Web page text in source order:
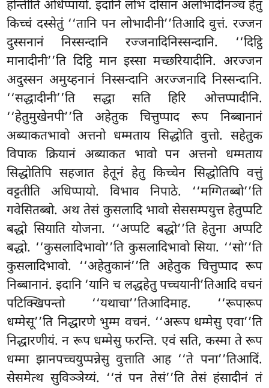
होन्तीति अधिप्पायो. इदानि लोभ दोसानं अलोभादीनञ्च हेतु
किच्चं दस्सेतुं ‘‘तानि पन लोभादीनी’’तिआदि वुत्तं. रज्जन
दुस्सनानं निस्सन्दानि रज्जनादिनिस्सन्दानि. ‘‘दिट्ठि
मानादीनी’’ति दिट्ठि मान इस्सा मच्छरियादीनि. अरज्जन
अदुस्सन अमुय्हनानं निस्सन्दानि अरज्जनादि निस्सन्दानि.
‘‘सद्धादीनी’’ति सद्धा सति हिरि ओत्तप्पादीनि.
‘‘हेतुमुखेनपी’’ति अहेतुक चित्तुप्पाद रूप निब्बानानं
अब्याकतभावो अत्तनो धम्मताय सिद्धोति वुत्तो. सहेतुक
विपाक क्रियानं अब्याकत भावो पन अत्तनो धम्मताय
सिद्धोतिपि सहजात हेतूनं हेतु किच्चेन सिद्धोतिपि वत्तुं
वट्टतीति अधिप्पायो. विभाव निपाठे. ‘‘मग्गितब्बो’’ति
गवेसितब्बो. अथ तेसं कुसलादि भावो सेससम्पयुत्त हेतुप्पटि
बद्धो सियाति योजना. ‘‘अप्पटि बद्धो’’ति हेतुना अप्पटि
बद्धो. ‘‘कुसलादिभावो’’ति कुसलादिभावो सिया. ‘‘सो’’ति
कुसलादिभावो. ‘‘अहेतुकानं’’ति अहेतुक चित्तुप्पाद रूप
निब्बानानं. इदानि ‘यानि च लद्धहेतु पच्चयानी’तिआदि वचनं
पटिक्खिपन्तो ‘‘यथाचा’’तिआदिमाह. ‘‘रूपारूप
धम्मेसू’’ति निद्धारणे भुम्म वचनं. ‘‘अरूप धम्मेसु एवा’’ति
निद्धारणीयं. न रूप धम्मेसु फरन्ति. एवं सति, कस्मा ते रूप
धम्मा झानपच्चयुप्पन्नेसु वुत्ताति आह ‘‘ते पना’’तिआदिं.
सेसमेत्थ सुविञ्ञेय्यं. ‘‘तं पन तेसं’’ति तेसं हंसादीनं तं